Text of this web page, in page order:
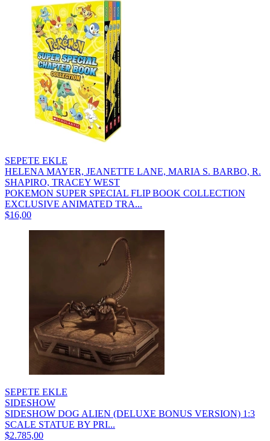
SEPETE EKLE
HELENA MAYER, JEANETTE LANE, MARIA S. BARBO, R.
SHAPIRO, TRACEY WEST
POKEMON SUPER SPECIAL FLIP BOOK COLLECTION
EXCLUSIVE ANIMATED TRA...
$16,00
SEPETE EKLE
SIDESHOW
SIDESHOW DOG ALIEN (DELUXE BONUS VERSION) 1:3
SCALE STATUE BY PRI...
$2.785,00